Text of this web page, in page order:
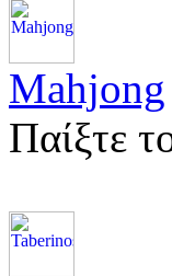
Mahjong
Παίξτε